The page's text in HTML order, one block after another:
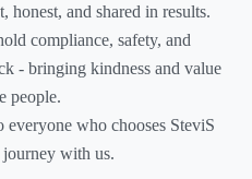
honest, and shared in results.
compliance, safety, and
- bringing kindness and value
people.
who chooses SteviS
with us.